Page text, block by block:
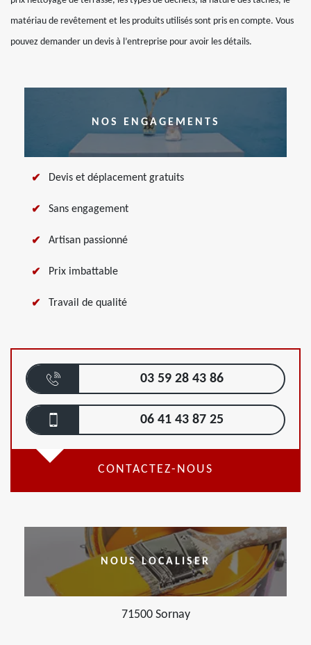
matériau de revêtement et les produits utilisés sont pris en compte. Vous
pouvez demander un devis à l’entreprise pour avoir les détails.
NOS ENGAGEMENTS
Devis et déplacement gratuits
Sans engagement
Artisan passionné
Prix imbattable
Travail de qualité
03 59 28 43 86
06 41 43 87 25
CONTACTEZ-NOUS
NOUS LOCALISER
71500 Sornay